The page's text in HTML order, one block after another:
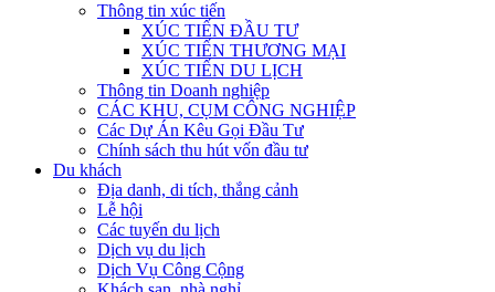
Thông tin xúc tiến
XÚC TIẾN ĐẦU TƯ
XÚC TIẾN THƯƠNG MẠI
XÚC TIẾN DU LỊCH
Thông tin Doanh nghiệp
CÁC KHU, CỤM CÔNG NGHIỆP
Các Dự Án Kêu Gọi Đầu Tư
Chính sách thu hút vốn đầu tư
Du khách
Địa danh, di tích, thắng cảnh
Lễ hội
Các tuyến du lịch
Dịch vụ du lịch
Dịch Vụ Công Cộng